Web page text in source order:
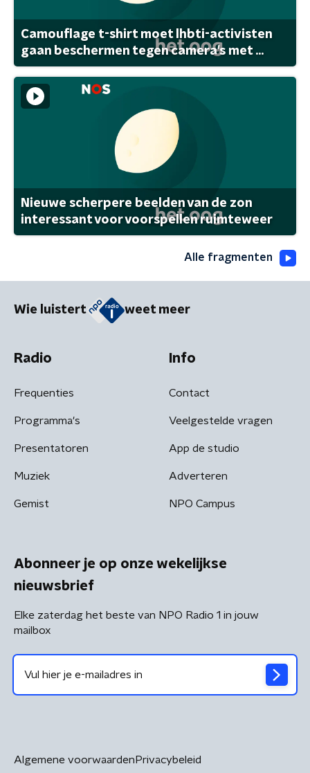
Camouflage t-shirt moet lhbti-activisten
gaan beschermen tegen camera's met ...
Nieuwe scherpere beelden van de zon
interessant voor voorspellen ruimteweer
Alle fragmenten
Wie luistert weet meer
Radio
Frequenties
Programma's
Presentatoren
Muziek
Gemist
Info
Contact
Veelgestelde vragen
App de studio
Adverteren
NPO Campus
Abonneer je op onze wekelijkse
nieuwsbrief
Elke zaterdag het beste van NPO Radio 1 in jouw
mailbox
Algemene voorwaarden Privacybeleid